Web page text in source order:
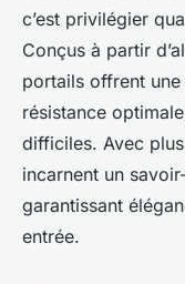
c’est privilégier
Conçus à partir
portails offrent
résistance
difficiles. Avec
incarnent un
garantissant
entrée.